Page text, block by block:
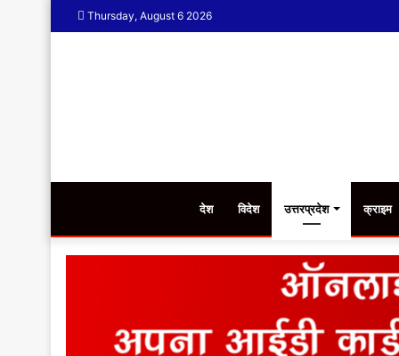
Thursday, August 6 2026
देश विदेश उत्तरप्रदेश क्राइम